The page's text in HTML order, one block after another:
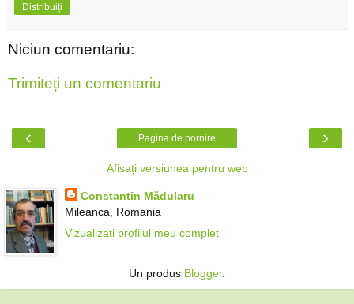
Distribuiți
Niciun comentariu:
Trimiteți un comentariu
‹ ›
Pagina de pornire
Afișați versiunea pentru web
Constantin Mădularu
Mileanca, Romania
Vizualizați profilul meu complet
Un produs Blogger.